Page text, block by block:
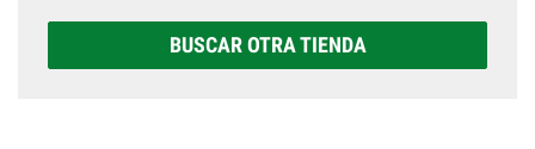
BUSCAR OTRA TIENDA